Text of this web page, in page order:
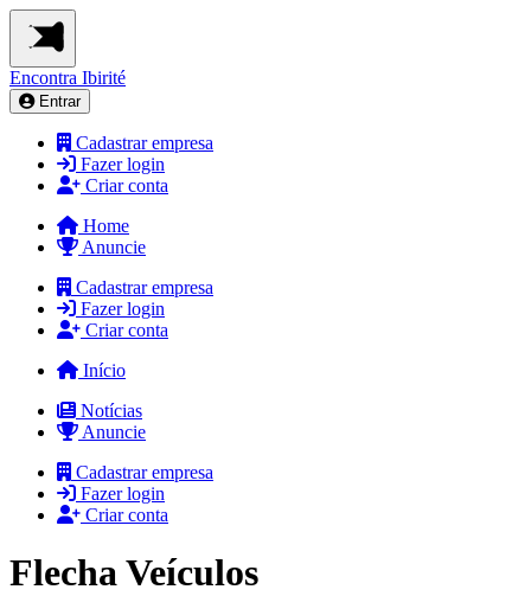
Encontra Ibirité
Entrar
Cadastrar empresa
Fazer login
Criar conta
Home
Anuncie
Cadastrar empresa
Fazer login
Criar conta
Início
Notícias
Anuncie
Cadastrar empresa
Fazer login
Criar conta
Flecha Veículos